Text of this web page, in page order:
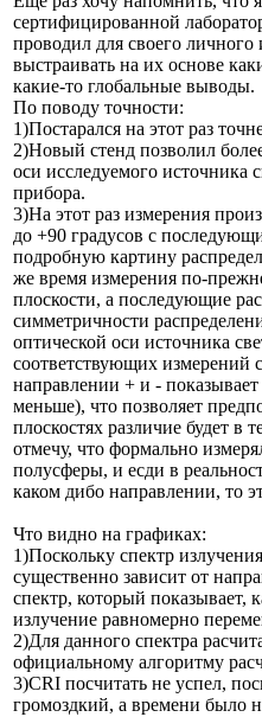
сертифицированной
проводил для своего
выстраивать на их основе
какие-то глобальные выводы.
По поводу точности:
1)Постарался на этот раз
2)Новый стенд позволил
оси исследуемого источника
прибора.
3)На этот раз измерения
до +90 градусов с
подробную картину
же время измерения по-
плоскости, а последующие
симметричности
оптической оси источника
соответствующих измерений
направлении + и -
меньше), что позволяет
плоскостях различие будет в
отмечу, что формально
полусферы, и есди в
каком дибо направлении, то
Что видно на графиках:
1)Поскольку спектр
существенно зависит от
спектр, который показывает,
излучение равномерно
2)Для данного спектра
официальному алгоритму
3)CRI посчитать не успел,
громоздкий, а времени было